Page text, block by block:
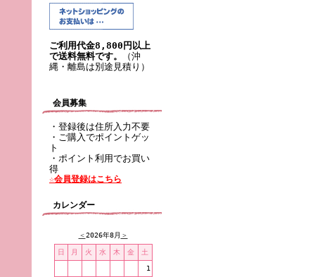
ご利用代金8,800円以上
で送料無料です。
（沖
縄・離島は別途見積り）
会員募集
・登録後は住所入力不要
・ご購入でポイントゲッ
ト
・ポイント利用でお買い
得
☆会員登録はこちら
カレンダー
＜2026年8月 ＞
日 月 火 水 木 金 土
1